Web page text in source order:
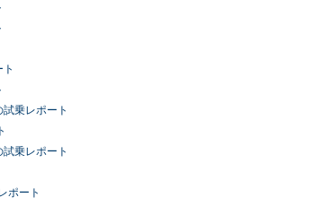
乗レポート
乗レポート
ポート